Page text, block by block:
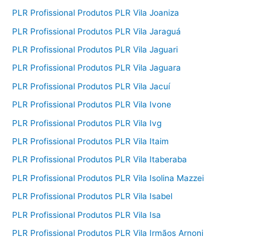
PLR Profissional Produtos PLR Vila Joaniza
PLR Profissional Produtos PLR Vila Jaraguá
PLR Profissional Produtos PLR Vila Jaguari
PLR Profissional Produtos PLR Vila Jaguara
PLR Profissional Produtos PLR Vila Jacuí
PLR Profissional Produtos PLR Vila Ivone
PLR Profissional Produtos PLR Vila Ivg
PLR Profissional Produtos PLR Vila Itaim
PLR Profissional Produtos PLR Vila Itaberaba
PLR Profissional Produtos PLR Vila Isolina Mazzei
PLR Profissional Produtos PLR Vila Isabel
PLR Profissional Produtos PLR Vila Isa
PLR Profissional Produtos PLR Vila Irmãos Arnoni